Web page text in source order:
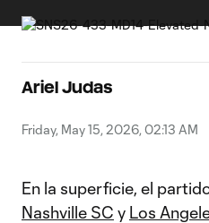
Ariel Judas
Friday, May 15, 2026, 02:13 AM
En la superficie, el
Nashville SC y Los